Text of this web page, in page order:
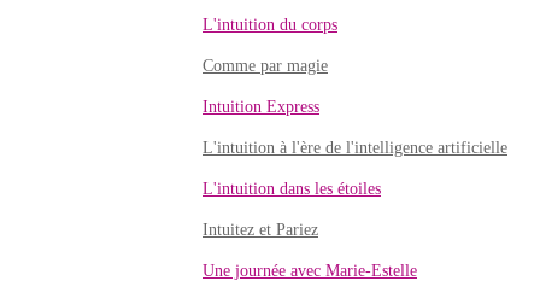
L'intuition du corps
Comme par magie
Intuition Express
L'intuition à l'ère de l'intelligence artificielle
L'intuition dans les étoiles
Intuitez et Pariez
Une journée avec Marie-Estelle